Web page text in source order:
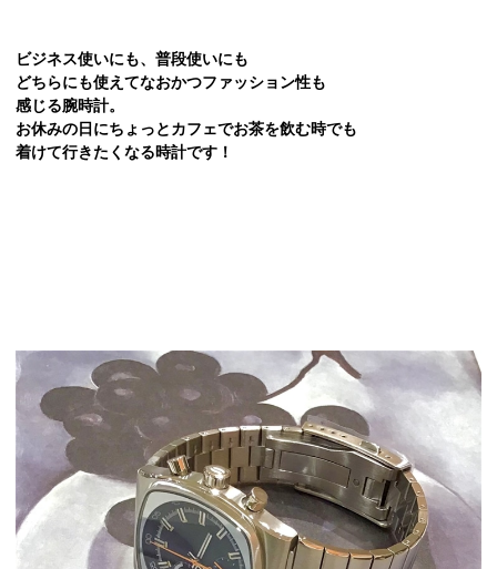
ビジネス使いにも、普段使いにも
どちらにも使えてなおかつファッション性も
感じる腕時計。
お休みの日にちょっとカフェでお茶を飲む時でも
着けて行きたくなる時計です！